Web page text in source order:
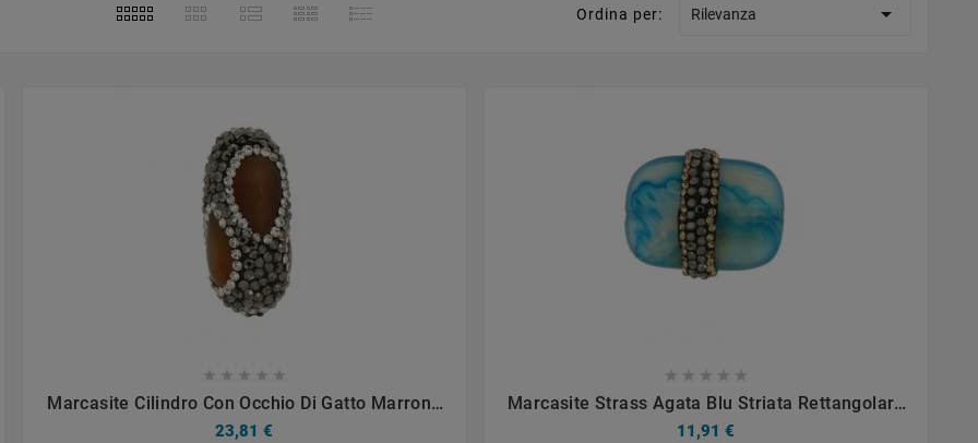
Ordina per: Rilevanza 
    
Marcasite Cilindro Con Occhio Di Gatto Marrone
15x28mm 1pz
23,81 €
    
Marcasite Strass Agata Blu Striata Rettangolare
20x25mm 1pz
11,91 €